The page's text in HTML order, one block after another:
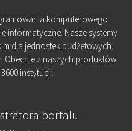
komputerowego
informatyczne. Nasze systemy
dla jednostek budżetowych.
Obecnie z naszych produktów
instytucji.
portalu -